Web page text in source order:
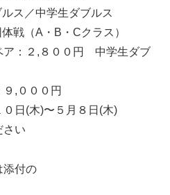
ス／中学生ダブルス
（A・B・Cクラス）
ア：２,８００円 中学生ダブ
０００円
日(木)〜５月８日(木)
さい
添付の